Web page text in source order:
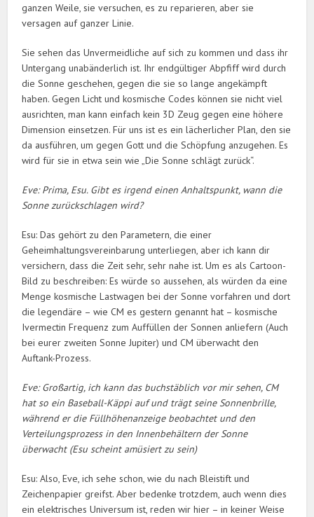
ganzen Weile, sie versuchen, es zu reparieren, aber sie
versagen auf ganzer Linie.
Sie sehen das Unvermeidliche auf sich zu kommen und dass ihr
Untergang unabänderlich ist. Ihr endgültiger Abpfiff wird durch
die Sonne geschehen, gegen die sie so lange angekämpft
haben. Gegen Licht und kosmische Codes können sie nicht viel
ausrichten, man kann einfach kein 3D Zeug gegen eine höhere
Dimension einsetzen. Für uns ist es ein lächerlicher Plan, den sie
da ausführen, um gegen Gott und die Schöpfung anzugehen. Es
wird für sie in etwa sein wie „Die Sonne schlägt zurück“.
Eve: Prima, Esu. Gibt es irgend einen Anhaltspunkt, wann die
Sonne zurückschlagen wird?
Esu: Das gehört zu den Parametern, die einer
Geheimhaltungsvereinbarung unterliegen, aber ich kann dir
versichern, dass die Zeit sehr, sehr nahe ist. Um es als Cartoon-
Bild zu beschreiben: Es würde so aussehen, als würden da eine
Menge kosmische Lastwagen bei der Sonne vorfahren und dort
die legendäre – wie CM es gestern genannt hat – kosmische
Ivermectin Frequenz zum Auffüllen der Sonnen anliefern (Auch
bei eurer zweiten Sonne Jupiter) und CM überwacht den
Auftank-Prozess.
Eve: Großartig, ich kann das buchstäblich vor mir sehen, CM
hat so ein Baseball-Käppi auf und trägt seine Sonnenbrille,
während er die Füllhöhenanzeige beobachtet und den
Verteilungsprozess in den Innenbehältern der Sonne
überwacht (Esu scheint amüsiert zu sein)
Esu: Also, Eve, ich sehe schon, wie du nach Bleistift und
Zeichenpapier greifst. Aber bedenke trotzdem, auch wenn dies
ein elektrisches Universum ist, reden wir hier – in keiner Weise